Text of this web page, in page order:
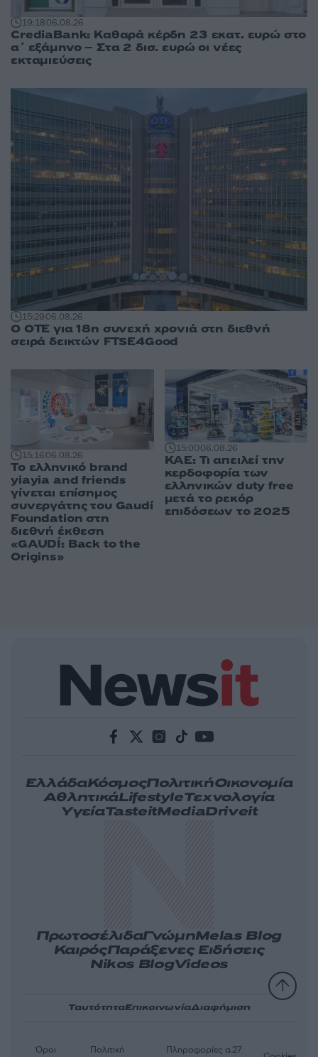
19:1806.08.26
CrediaBank: Καθαρά κέρδη 23 εκατ. ευρώ στο
α΄ εξάμηνο – Στα 2 δισ. ευρώ οι νέες
εκταμιεύσεις
15:2906.08.26
Ο ΟΤΕ για 18η συνεχή χρονιά στη διεθνή
σειρά δεικτών FTSE4Good
15:1606.08.26
Το ελληνικό brand
yiayia and friends
γίνεται επίσημος
συνεργάτης του Gaudí
Foundation στη
διεθνή έκθεση
«GAUDÍ: Back to the
Origins»
15:0006.08.26
ΚΑΕ: Τι απειλεί την
κερδοφορία των
ελληνικών duty free
μετά το ρεκόρ
επιδόσεων το 2025
ΕλλάδαΚόσμοςΠολιτικήΟικονομία
ΑθλητικάLifestyleΤεχνολογία
ΥγείαTasteitMediaDriveit
ΠρωτοσέλιδαΓνώμηMelas Blog
ΚαιρόςΠαράξενες Ειδήσεις
Nikos BlogVideos
ΤαυτότηταΕπικοινωνίαΔιαφήμιση
Όροι
Πολιτική
Πληροφορίες α.27
Cookies